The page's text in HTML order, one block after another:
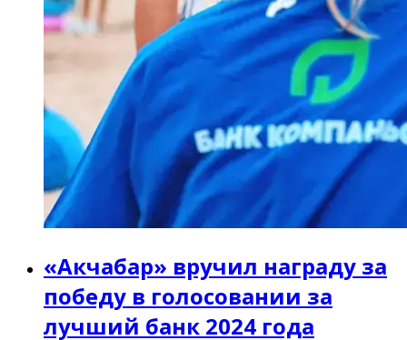
«Акчабар» вручил награду за
победу в голосовании за
лучший банк 2024 года